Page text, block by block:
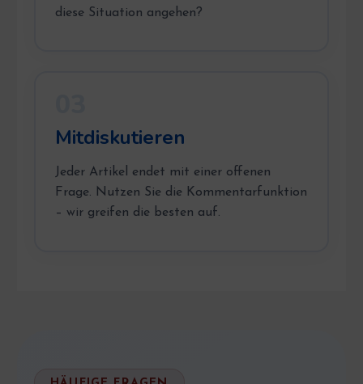
diese Situation angehen?
Mitdiskutieren
Jeder Artikel endet mit einer offenen
Frage. Nutzen Sie die Kommentarfunktion
– wir greifen die besten auf.